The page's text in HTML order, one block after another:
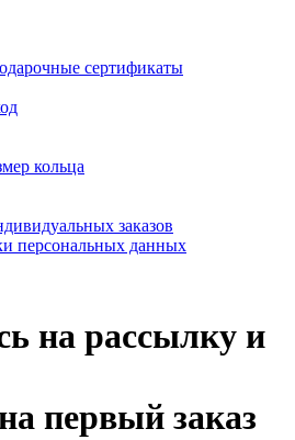
сертификаты
кольца
заказов
персональных данных
на рассылку и
первый заказ